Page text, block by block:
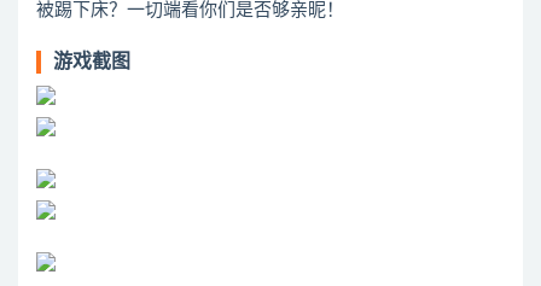
被踢下床？一切端看你们是否够亲昵！
游戏截图